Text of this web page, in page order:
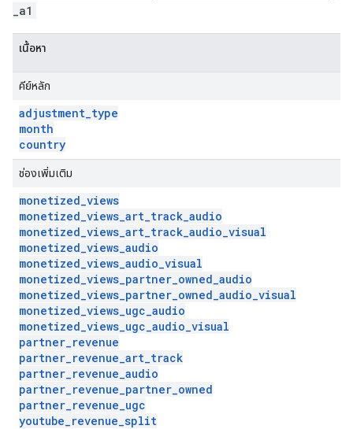
_a1
เนื้อหา
คีย์หลัก
adjustment_type
month
country
ช่องเพิ่มเติม
monetized_views
monetized_views_art_track_audio
monetized_views_art_track_audio_visual
monetized_views_audio
monetized_views_audio_visual
monetized_views_partner_owned_audio
monetized_views_partner_owned_audio_visual
monetized_views_ugc_audio
monetized_views_ugc_audio_visual
partner_revenue
partner_revenue_art_track
partner_revenue_audio
partner_revenue_partner_owned
partner_revenue_ugc
youtube_revenue_split